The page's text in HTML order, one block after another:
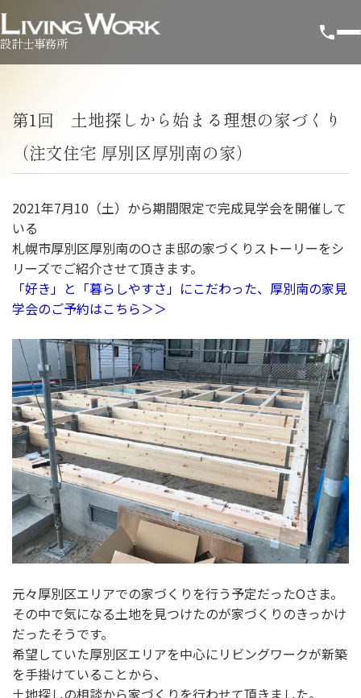
設計士事務所
第1回 土地探しから始まる理想の家づくり
（注文住宅 厚別区厚別南の家）
2021年7月10（土）から期間限定で完成見学会を開催して
いる
札幌市厚別区厚別南のOさま邸の家づくりストーリーをシ
リーズでご紹介させて頂きます。
「好き」と「暮らしやすさ」にこだわった、厚別南の家見
学会のご予約はこちら＞＞
元々厚別区エリアでの家づくりを行う予定だったOさま。
その中で気になる土地を見つけたのが家づくりのきっかけ
だったそうです。
希望していた厚別区エリアを中心にリビングワークが新築
を手掛けていることから、
土地探しの相談から家づくりを行わせて頂きました。